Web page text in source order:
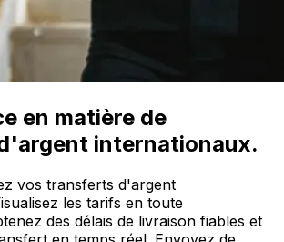
en matière de
internationaux.
vos transferts d'argent
les tarifs en toute
des délais de livraison fiables et